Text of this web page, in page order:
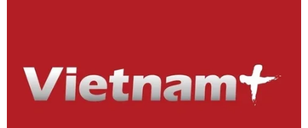
Phát biểu trên truyền hình, Thủ tướng Anh cũng thông
báo ông sẽ chủ trì một cuộc họp với các bộ trưởng vào
ngày thứ Hai tới để đánh giá tình hình diễn biến dịch